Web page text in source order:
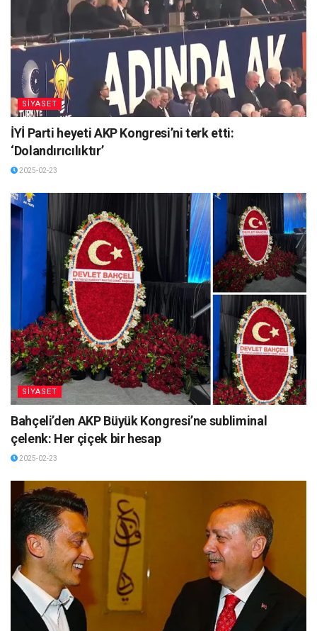
SİYASET
İYİ Parti heyeti AKP Kongresi’ni terk etti:
‘Dolandırıcılıktır’
2025-02-23
SİYASET
Bahçeli’den AKP Büyük Kongresi’ne subliminal
çelenk: Her çiçek bir hesap
2025-02-23